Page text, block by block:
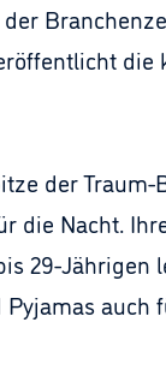
der
die Nacht.
29-
auch